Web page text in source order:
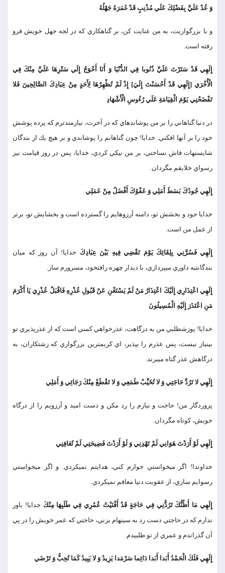
وَ عُدْ عَلَيَّ بِفَضْلِكَ عَلَي مُذْنِبٍ قَدْ غَمَرَهُ جَهْلُهُ
و با بزرگواريت، به من عنايت كن، بر گناهكاري كه در لجه جهل خويش فرو
رفته است.
إِلَهِي قَدْ سَتَرْتَ عَلَيَّ ذُنُوبا فِي الدُّنْيَا وَ أَنَا أَحْوَجُ إِلَي سَتْرِهَا عَلَيَّ مِنْكَ فِي
الْأُخْرَي [إِلَهِي قَدْ أَحْسَنْتَ إِلَيَ‏] إِذْ لَمْ تُظْهِرْهَا لِأَحَدٍ مِنْ عِبَادِكَ الصَّالِحِينَ فَلا
تَفْضَحْنِي يَوْمَ الْقِيَامَةِ عَلَي رُءُوسِ الْأَشْهَادِ
در دنيا گناهاني را بر من پوشانده‏اي كه در آخرت، نيازمندترم كه پرده پوشش
خود را بر آنها افكني. خدايا! چون گناهانم را پوشاندي و بر هيچ يك از بندگان
شايسته‏ات فاش نساختي، بر من نيكي كردي، خدايا، پس در روز قيامت نيز
رسواي خلايقم مگردان.
إِلَهِي جُودُكَ بَسَطَ أَمَلِي وَ عَفْوُكَ أَفْضَلُ مِنْ عَمَلِي
خدايا جود و بخشش تو، دامنه آرزوهايم را گسترده است و بخشايش تو، برتر
از عمل من است.
إِلَهِي فَسُرَّنِي بِلِقَائِكَ يَوْمَ تَقْضِي فِيهِ بَيْنَ عِبَادِكَ خدايا! آن روز كه ميان
بندگانت‏به داوري مي‏پردازي، با ديدار چهره رافت‏خود، مسرورم ساز.
إِلَهِي اعْتِذَارِي إِلَيْكَ اعْتِذَارُ مَنْ لَمْ يَسْتَغْنِ عَنْ قَبُولِ عُذْرِهِ فَاقْبَلْ عُذْرِي يَا أَكْرَمَ
مَنِ اعْتَذَرَ إِلَيْهِ الْمُسِيئُونَ
خدايا! پوزش‏طلبي من به درگاهت، عذرخواهي كسي است كه از عذرپذيري تو
بي‏نياز نيست، پس عذرم را بپذير، اي كريمترين بزرگواري كه زشتكاران، به
درگاهش عذر گناه مي‏برند.
إِلَهِي لا تَرُدَّ حَاجَتِي وَ لا تُخَيِّبْ طَمَعِي وَ لا تَقْطَعْ مِنْكَ رَجَائِي وَ أَمَلِي
پروردگار من! حاجت و نيازم را رد مكن و دست اميد و آرزويم را از درگاه
خويش، كوتاه مگردان.
إِلَهِي لَوْ أَرَدْتَ هَوَانِي لَمْ تَهْدِنِي وَ لَوْ أَرَدْتَ فَضِيحَتِي لَمْ تُعَافِنِي
خداوندا! اگر مي‏خواستي خوارم كني، هدايتم نمي‏كردي. و اگر مي‏خواستي
رسوايم سازي، از عقوبت دنيا معافم نمي‏كردي.
إِلَهِي مَا أَظُنُّكَ تَرُدُّنِي فِي حَاجَةٍ قَدْ أَفْنَيْتُ عُمُرِي فِي طَلَبِهَا مِنْكَ خدايا! باور
ندارم كه در حاجتي دست رد به سينه‏ام بزني، حاجتي كه عمر خويش را در پي
آن گذراندم و عمري از تو طلبيدم.
إِلَهِي فَلَكَ الْحَمْدُ أَبَدا أَبَدا دَائِما سَرْمَدا يَزِيدُ وَ لا يَبِيدُ كَمَا تُحِبُّ وَ تَرْضَي